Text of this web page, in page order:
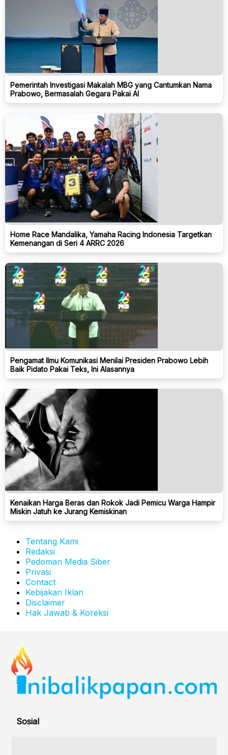
Pemerintah Investigasi Makalah MBG yang Cantumkan Nama
Prabowo, Bermasalah Gegara Pakai AI
Home Race Mandalika, Yamaha Racing Indonesia Targetkan
Kemenangan di Seri 4 ARRC 2026
Pengamat Ilmu Komunikasi Menilai Presiden Prabowo Lebih
Baik Pidato Pakai Teks, Ini Alasannya
Kenaikan Harga Beras dan Rokok Jadi Pemicu Warga Hampir
Miskin Jatuh ke Jurang Kemiskinan
Tentang Kami
Redaksi
Pedoman Media Siber
Privasi
Contact
Kebijakan Iklan
Disclaimer
Hak Jawab & Koreksi
Sosial